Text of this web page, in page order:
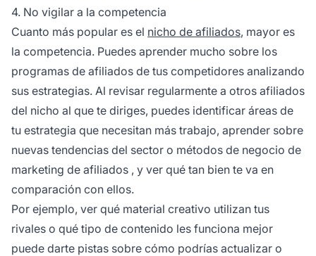
4. No vigilar a la competencia
Cuanto más popular es el nicho de afiliados, mayor es
la competencia. Puedes aprender mucho sobre los
programas de afiliados de tus competidores analizando
sus estrategias. Al revisar regularmente a otros afiliados
del nicho al que te diriges, puedes identificar áreas de
tu estrategia que necesitan más trabajo, aprender sobre
nuevas tendencias del sector o métodos de negocio de
marketing de afiliados , y ver qué tan bien te va en
comparación con ellos.
Por ejemplo, ver qué material creativo utilizan tus
rivales o qué tipo de contenido les funciona mejor
puede darte pistas sobre cómo podrías actualizar o